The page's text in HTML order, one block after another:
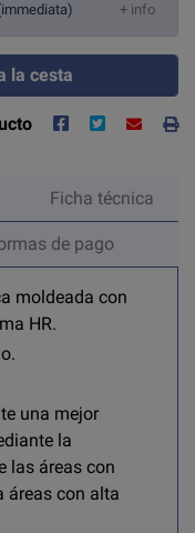
+ info
Añadir a la cesta
Ficha técnica
de pago
moldeada con
HR.
una mejor
la
las áreas con
áreas con alta